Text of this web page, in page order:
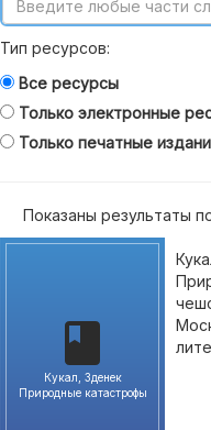
Тип ресурсов:
Все ресурсы
Только электронные
Только печатные
Показаны результаты
Кукал, Зденек
Природные катастрофы